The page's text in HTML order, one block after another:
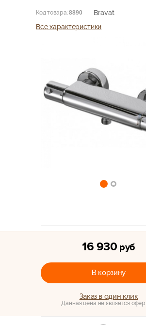
Код товара: 8890
Bravat
Все характеристики
16 930 руб
В корзину
Заказ в один клик
Данная цена не является